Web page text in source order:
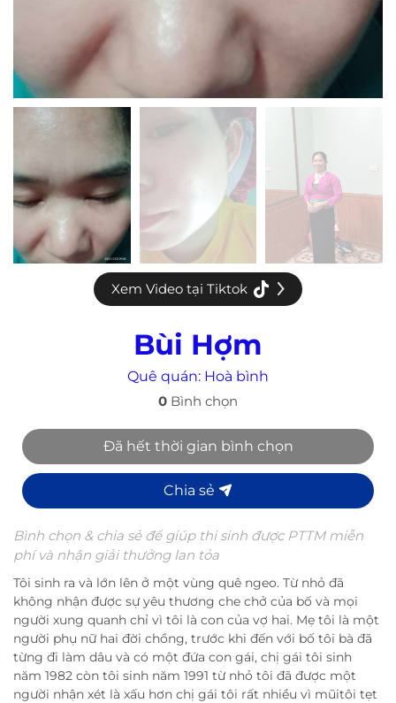
Xem Video tại Tiktok
Bùi Hợm
Quê quán: Hoà bình
0 Bình chọn
Đã hết thời gian bình chọn
Chia sẻ
Bình chọn & chia sẻ để giúp thi sinh được PTTM miễn
phí và nhận giải thưởng lan tỏa
Tôi sinh ra và lớn lên ở một vùng quê ngeo. Từ nhỏ đã
không nhận được sự yêu thương che chở của bố và mọi
người xung quanh chỉ vì tôi là con của vợ hai. Mẹ tôi là một
người phụ nữ hai đời chồng, trước khi đến với bố tôi bà đã
từng đi làm dâu và có một đứa con gái, chị gái tôi sinh
năm 1982 còn tôi sinh năm 1991 từ nhỏ tôi đã được một
người nhận xét là xấu hơn chị gái tôi rất nhiều vì mũitôi tẹt